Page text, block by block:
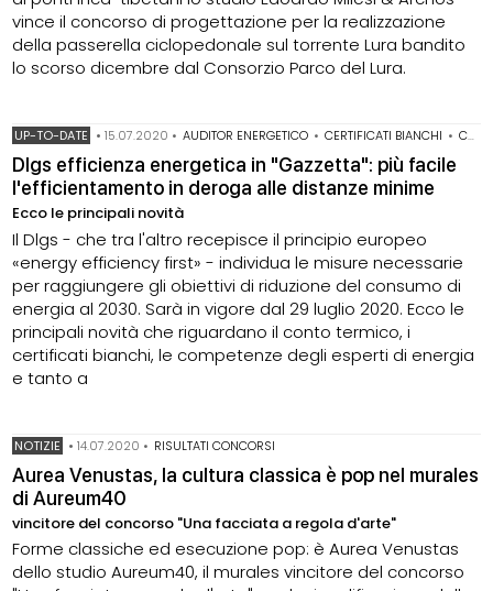
vince il concorso di progettazione per la realizzazione
della passerella ciclopedonale sul torrente Lura bandito
lo scorso dicembre dal Consorzio Parco del Lura.
UP-TO-DATE •15.07.2020 • AUDITOR ENERGETICO • CERTIFICATI BIANCHI • CONTO TERMICO
Dlgs efficienza energetica in "Gazzetta": più facile
l'efficientamento in deroga alle distanze minime
Ecco le principali novità
Il Dlgs - che tra l'altro recepisce il principio europeo
«energy efficiency first» - individua le misure necessarie
per raggiungere gli obiettivi di riduzione del consumo di
energia al 2030. Sarà in vigore dal 29 luglio 2020. Ecco le
principali novità che riguardano il conto termico, i
certificati bianchi, le competenze degli esperti di energia
e tanto a
NOTIZIE •14.07.2020 • RISULTATI CONCORSI
Aurea Venustas, la cultura classica è pop nel murales
di Aureum40
vincitore del concorso "Una facciata a regola d'arte"
Forme classiche ed esecuzione pop: è Aurea Venustas
dello studio Aureum40, il murales vincitore del concorso